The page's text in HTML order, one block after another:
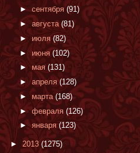
► сентября(91)
► августа (81)
► июля (82)
► июня(102)
► мая (131)
► апреля (128)
► марта (168)
►февраля (126)
► января (123)
► 2013(1275)